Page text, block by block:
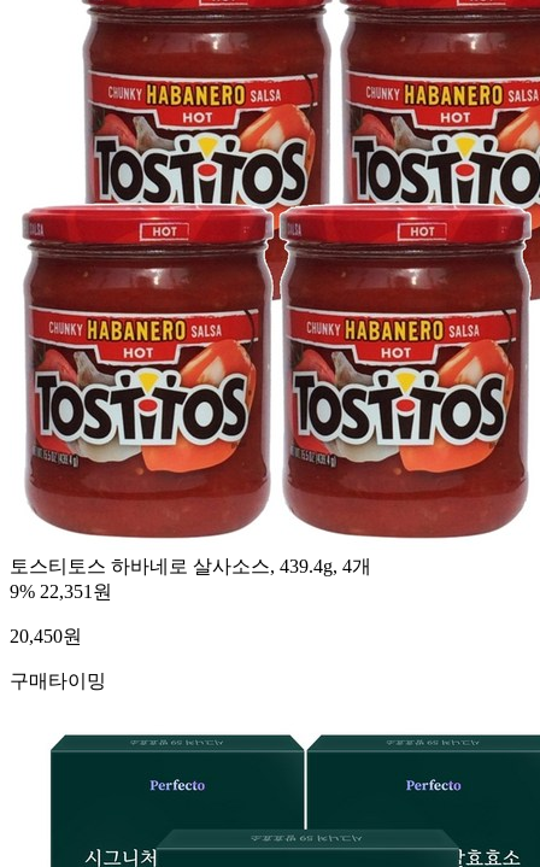
토스티토스 하바네로 살사소스, 439.4g, 4개
9% 22,351원
20,450원
구매타이밍